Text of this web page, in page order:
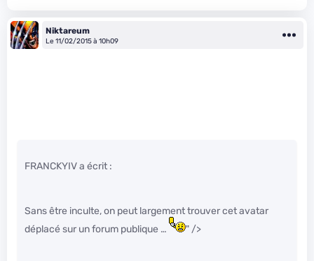
Niktareum
Le 11/02/2015 à 10h09
FRANCKYIV a écrit :
Sans être inculte, on peut largement trouver cet avatar
déplacé sur un forum publique …
" />